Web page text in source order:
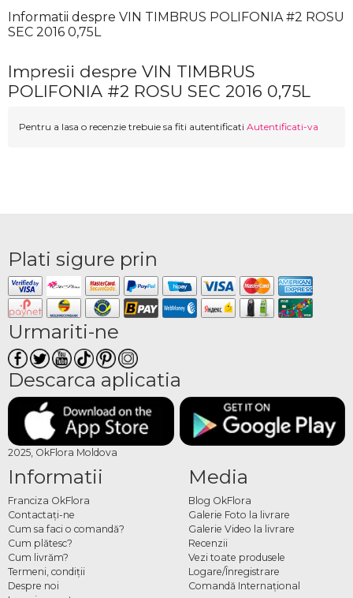
Informatii despre VIN TIMBRUS POLIFONIA #2 ROSU
SEC 2016 0,75L
Impresii despre VIN TIMBRUS
POLIFONIA #2 ROSU SEC 2016 0,75L
Pentru a lasa o recenzie trebuie sa fiti autentificati Autentificati-va
Plati sigure prin
Urmariti-ne
Descarca aplicatia
2025, OkFlora Moldova
Informatii
Franciza OkFlora
Contactaţi-ne
Cum sa faci o comandă?
Cum plătesc?
Cum livrăm?
Termeni, condiţii
Despre noi
Media
Blog OkFlora
Galerie Foto la livrare
Galerie Video la livrare
Recenzii
Vezi toate produsele
Logare/Înregistrare
Comandă Internațional